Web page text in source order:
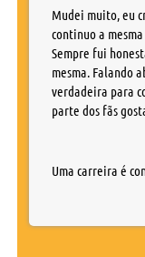
Mudei muito, eu
continuo a
Sempre fui
mesma. Falando
verdadeira para
parte dos fãs
Uma carreira é